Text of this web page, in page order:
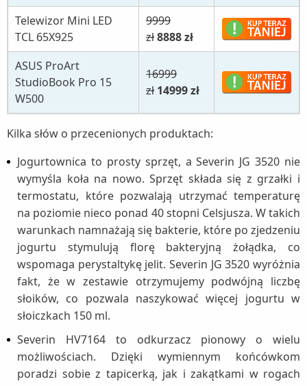
Telewizor Mini LED
TCL 65X925
9999
zł8888 zł
ASUS ProArt
StudioBook Pro 15
W500
16999
zł 14999 zł
Kilka słów o przecenionych produktach:
Jogurtownica to prosty sprzęt, a Severin JG 3520 nie
wymyśla koła na nowo. Sprzęt składa się z grzałki i
termostatu, które pozwalają utrzymać temperaturę
na poziomie nieco ponad 40 stopni Celsjusza. W takich
warunkach namnażają się bakterie, które po zjedzeniu
jogurtu stymulują florę bakteryjną żołądka, co
wspomaga perystaltykę jelit. Severin JG 3520 wyróżnia
fakt, że w zestawie otrzymujemy podwójną liczbę
słoików, co pozwala naszykować więcej jogurtu w
słoiczkach 150 ml.
Severin HV7164 to odkurzacz pionowy o wielu
możliwościach. Dzięki wymiennym końcówkom
poradzi sobie z tapicerką, jak i zakątkami w rogach